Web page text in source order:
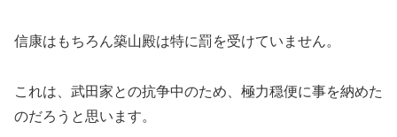
信康はもちろん築山殿は特に罰を受けていません。
これは、武田家との抗争中のため、極力穏便に事を納めた
のだろうと思います。